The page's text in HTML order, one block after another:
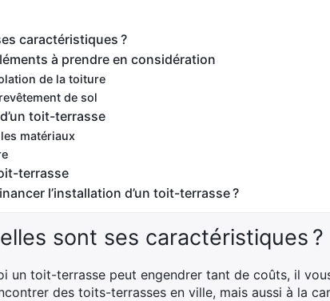
caractéristiques ?
à prendre en considération
de la toiture
de sol
toit-terrasse
matériaux
terrasse
l’installation d’un toit-terrasse ?
sont ses caractéristiques ?
un toit-terrasse peut engendrer tant de coûts, il
des toits-terrasses en ville, mais aussi à la